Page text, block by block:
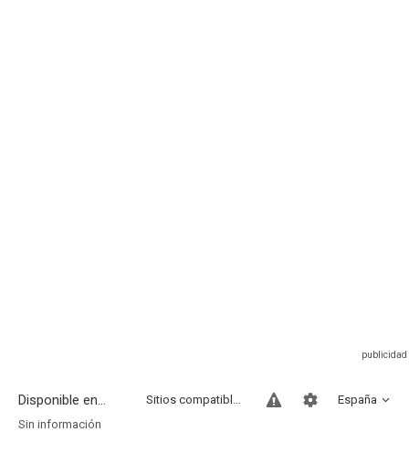
Disponible en... España
Sitios compatibles
Sin información